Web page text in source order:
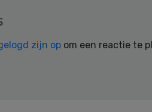
zijn op om een reactie te